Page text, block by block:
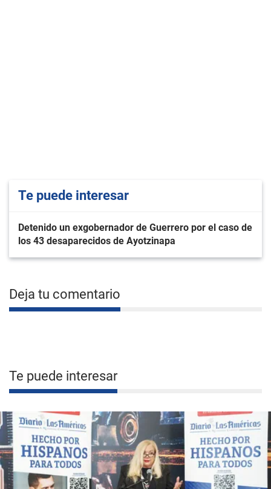
Te puede interesar
Detenido un exgobernador de Guerrero por el caso de
los 43 desaparecidos de Ayotzinapa
Deja tu comentario
Te puede interesar